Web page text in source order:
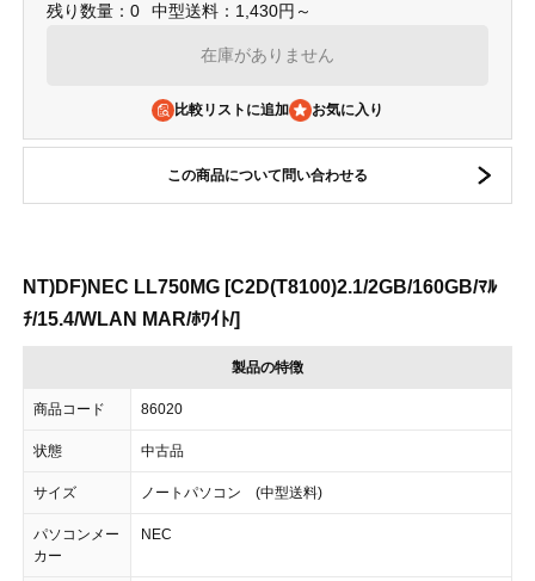
残り数量：0 中型送料：1,430円～
在庫がありません
比較リストに追加
この商品について問い合わせる
NT)DF)NEC LL750MG [C2D(T8100)2.1/2GB/160GB/ﾏﾙ
ﾁ/15.4/WLAN MAR/ﾎﾜｲﾄ/]
製品の特徴
商品コード 86020
状態 中古品
サイズ ノートパソコン (中型送料)
パソコンメー
カー
NEC